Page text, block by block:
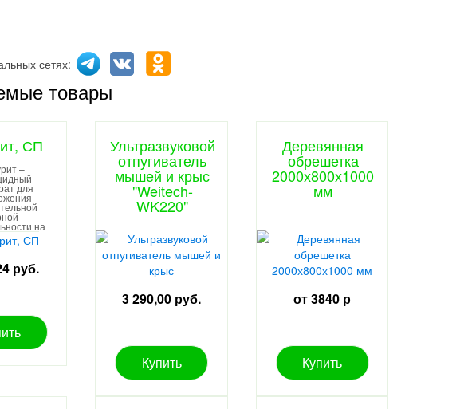
сетях:
товары
СП
–
для
на
и
руб.
Ультразвуковой
отпугиватель
мышей и крыс
"Weitech-
WK220"
3 290,00 руб.
Купить
Деревянная
обрешетка
2000х800х1000
мм
от 3840 р
Купить